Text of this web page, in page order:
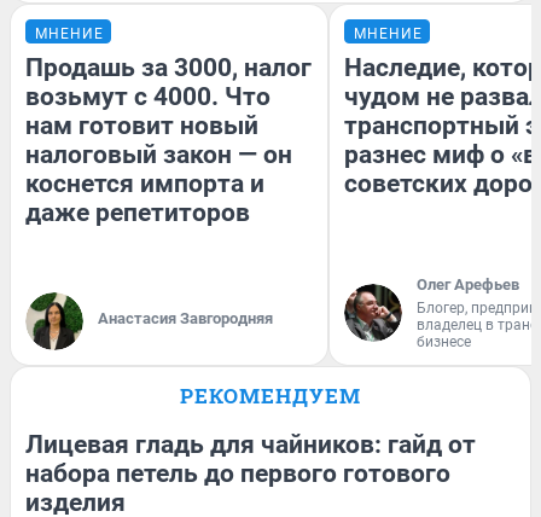
МНЕНИЕ
Продашь за 3000, налог
возьмут с 4000. Что
нам готовит новый
налоговый закон — он
коснется импорта и
даже репетиторов
Анастасия Завгородняя
МНЕНИЕ
Наследие,
чудом не
транспортный
разнес миф о
советских
Олег Арефьев
Блогер,
владелец в
бизнесе
РЕКОМЕНДУЕМ
Лицевая гладь для чайников: гайд от
набора петель до первого готового
изделия